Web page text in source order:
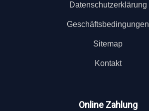
Datenschutzerklärung
Geschäftsbedingungen
Sitemap
Kontakt
Online Zahlung